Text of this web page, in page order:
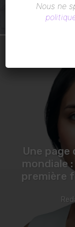
Une page
mondiale
première
Nous ne